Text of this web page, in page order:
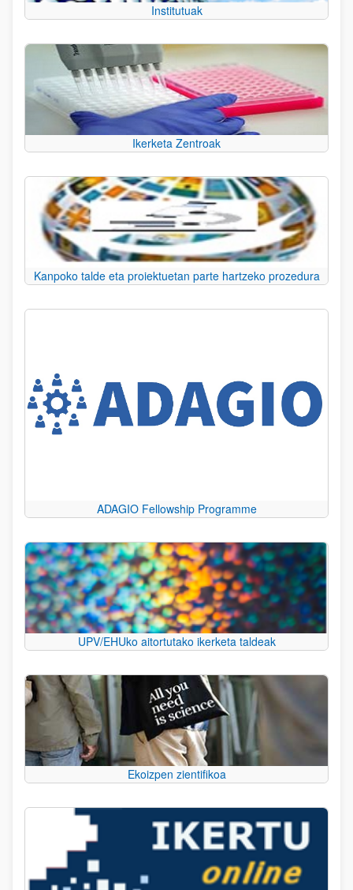
Institutuak
Ikerketa Zentroak
Kanpoko talde eta proiektuetan parte hartzeko prozedura
ADAGIO Fellowship Programme
UPV/EHUko aitortutako ikerketa taldeak
Ekoizpen zientifikoa